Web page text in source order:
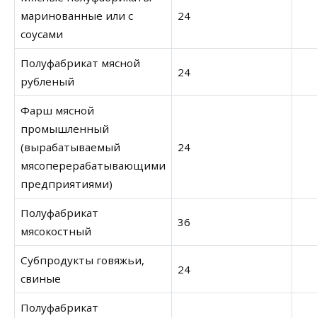
маринованные или с
соусами
24
Полуфабрикат мясной
рубленый
24
Фарш мясной
промышленный
(вырабатываемый
мясоперерабатывающими
предприятиями)
24
Полуфабрикат
мясокостный
36
Субпродукты говяжьи,
свиные
24
Полуфабрикат